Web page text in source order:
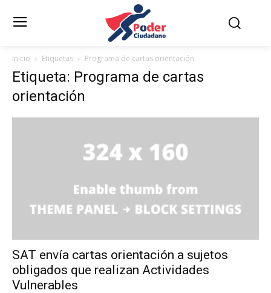
Inicio Etiquetas Programa de cartas orientación
Etiqueta: Programa de cartas
orientación
SAT envía cartas orientación a sujetos
obligados que realizan Actividades
Vulnerables